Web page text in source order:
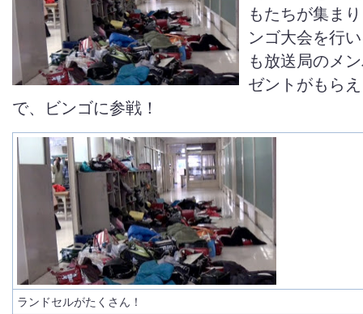
もたちが集ま
ンゴ大会を行
も放送局のメ
ゼントがもら
で、ビンゴに参戦！
ランドセルがたくさん！